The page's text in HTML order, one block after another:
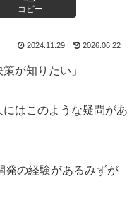
コピー
2024.11.29 2026.06.22
が知りたい」
はこのような疑問があ
発の経験があるみずが